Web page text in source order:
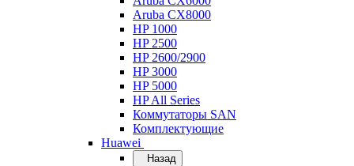
Aruba CX8000
HP 1000
HP 2500
HP 2600/2900
HP 3000
HP 5000
HP All Series
Коммутаторы SAN
Комплектующие
Huawei
Назад